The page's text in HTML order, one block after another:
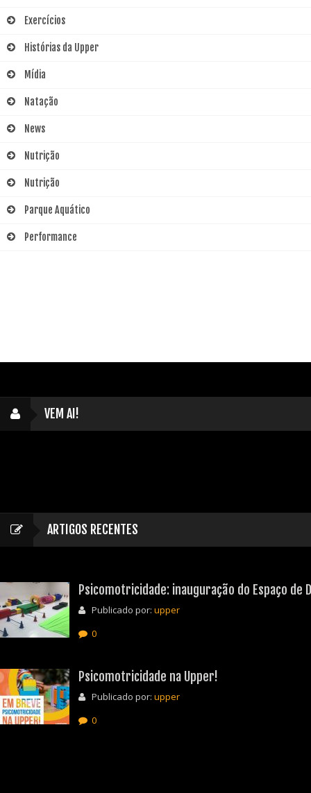
Exercícios
Histórias da Upper
Mídia
Natação
News
Nutrição
Nutrição
Parque Aquático
Performance
VEM AI!
ARTIGOS RECENTES
Psicomotricidade: inauguração do Espaço
Publicado por: upper
0
Psicomotricidade na Upper!
Publicado por: upper
0